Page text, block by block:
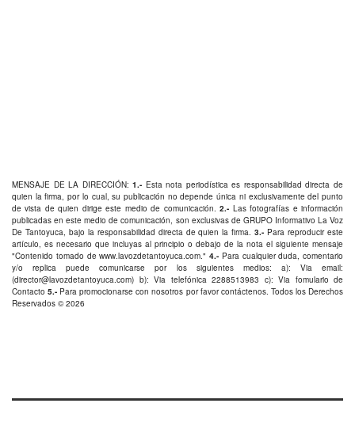
MENSAJE DE LA DIRECCIÓN:1.- Esta nota periodística es responsabilidad directa de
quien la firma, por lo cual, su publicación no depende única ni exclusivamente del punto
de vista de quien dirige este medio de comunicación.2.- Las fotografías e información
publicadas en este medio de comunicación, son exclusivas de GRUPO Informativo La Voz
De Tantoyuca, bajo la responsabilidad directa de quien la firma.3.- Para reproducir este
artículo, es necesario que incluyas al principio o debajo de la nota el siguiente mensaje
"Contenido tomado dewww.lavozdetantoyuca.com." 4.- Para cualquier duda, comentario
y/o replica puede comunicarse por los siguientes medios: a): Via email:
(director@lavozdetantoyuca.com) b): Via telefónica 2288513983 c): Via fomulario de
Contacto 5.- Para promocionarse con nosotros por favorcontáctenos. Todos los Derechos
Reservados © 2026